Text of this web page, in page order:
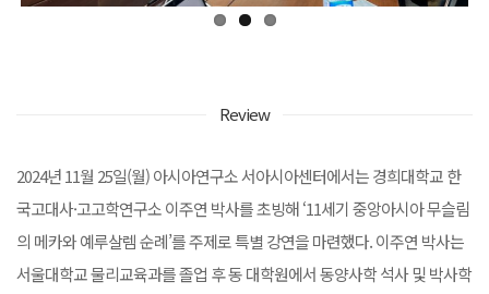
Review
2024년 11월 25일(월) 아시아연구소 서아시아센터에서는 경희대학교 한
국고대사·고고학연구소 이주연 박사를 초빙해 ‘11세기 중앙아시아 무슬림
의 메카와 예루살렘 순례’를 주제로 특별 강연을 마련했다. 이주연 박사는
서울대학교 물리교육과를 졸업 후 동 대학원에서 동양사학 석사 및 박사학